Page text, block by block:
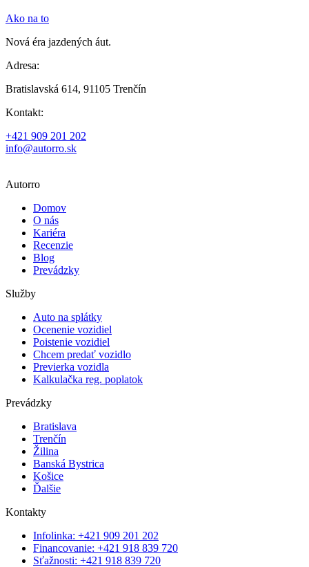
Ako na to
Nová éra jazdených áut.
Adresa:
Bratislavská 614, 91105 Trenčín
Kontakt:
+421 909 201 202
info@autorro.sk
Autorro
Domov
O nás
Kariéra
Recenzie
Blog
Prevádzky
Služby
Auto na splátky
Ocenenie vozidiel
Poistenie vozidiel
Chcem predať vozidlo
Previerka vozidla
Kalkulačka reg. poplatok
Prevádzky
Bratislava
Trenčín
Žilina
Banská Bystrica
Košice
Ďalšie
Kontakty
Infolinka: +421 909 201 202
Financovanie: +421 918 839 720
Sťažnosti: +421 918 839 720